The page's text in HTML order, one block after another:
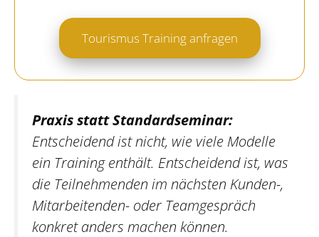
Tourismus Training anfragen
Praxis statt Standardseminar:
Entscheidend ist nicht, wie viele Modelle
ein Training enthält. Entscheidend ist, was
die Teilnehmenden im nächsten Kunden-,
Mitarbeitenden- oder Teamgespräch
konkret anders machen können.